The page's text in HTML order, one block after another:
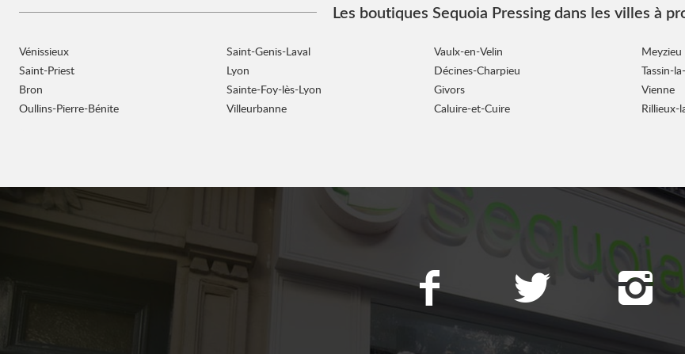
Plus
d'informations
Les boutiques Sequoia Pressing dans les villes à
Vénissieux
Saint-Priest
Bron
Oullins-Pierre-Bénite
Saint-Genis-Laval
Lyon
Sainte-Foy-lès-Lyon
Villeurbanne
Vaulx-en-Velin
Décines-Charpieu
Givors
Caluire-et-Cuire
Meyzieu
Tassin-
Vienne
Rillieux-